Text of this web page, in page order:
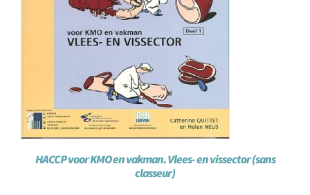
HACCP voor KMO en vakman. Vlees- en vissector (sans
classeur)